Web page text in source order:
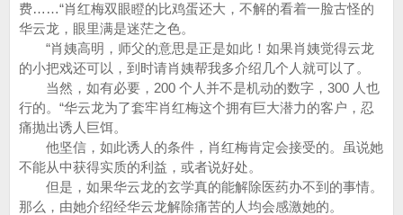
费……“肖红梅双眼瞪的比鸡蛋还大，不解的看着一脸古怪的
华云龙，眼里满是迷茫之色。
“肖姨高明，师父的意思是正是如此！如果肖姨觉得云龙
的小把戏还可以，到时请肖姨帮我多介绍几个人就可以了。
当然，如有必要，200 个人并不是机动的数字，300 人也
行的。“华云龙为了套牢肖红梅这个拥有巨大潜力的客户，忍
痛抛出诱人巨饵。
他坚信，如此诱人的条件，肖红梅肯定会接受的。虽说她
不能从中获得实质的利益，或者说好处。
但是，如果华云龙的玄学真的能解除医药办不到的事情。
那么，由她介绍经华云龙解除痛苦的人均会感激她的。